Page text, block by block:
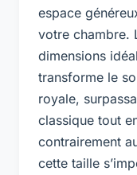
espace
votre chambre.
dimensions
transforme le
royale,
classique tout
contrairement
cette taille